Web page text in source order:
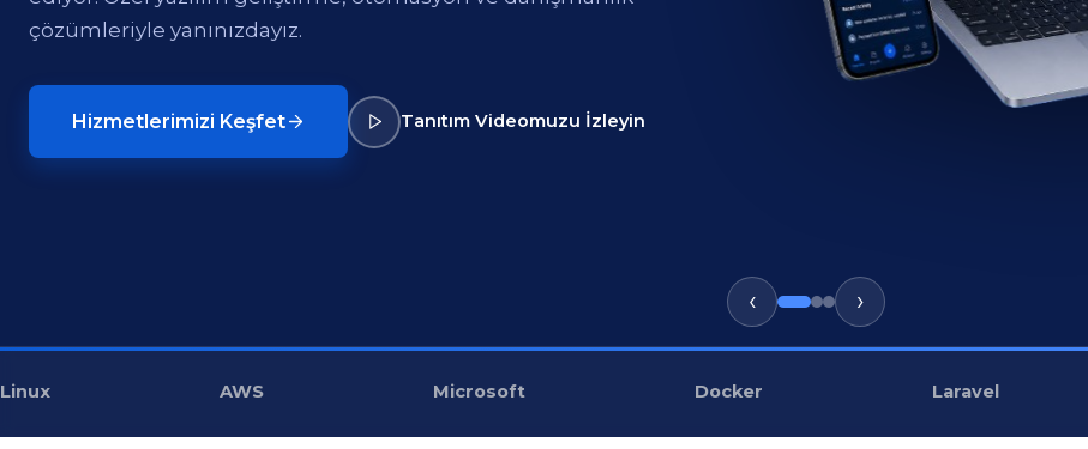
çözümleriyle yanınızdayız.
Hizmetlerimizi Keşfet Tanıtım Videomuzu İzleyin
‹ ›
Linux AWS Microsoft Docker Laravel